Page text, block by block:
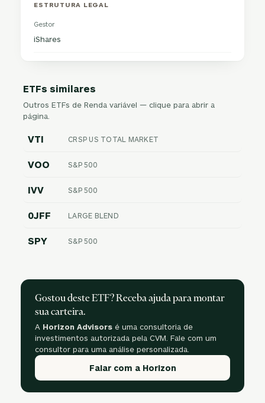
ESTRUTURA LEGAL
Gestor
iShares
ETFs similares
Outros ETFs de Renda variável — clique para abrir a
página.
VTI CRSP US TOTAL MARKET
VOO S&P 500
IVV S&P 500
0JFF LARGE BLEND
SPY S&P 500
Gostou deste ETF? Receba ajuda para montar
sua carteira.
A Horizon Advisors é uma consultoria de
investimentos autorizada pela CVM. Fale com um
consultor para uma análise personalizada.
Falar com a Horizon